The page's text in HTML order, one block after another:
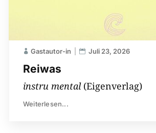
Reiwas
Gastautor-in Juli 23, 2026
instru mental(Eigenverlag)
Weiterlesen...